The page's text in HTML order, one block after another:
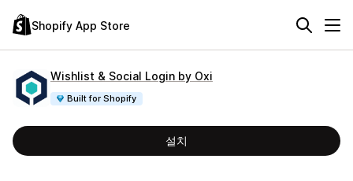
Shopify App Store
Wishlist & Social Login by Oxi
Built for Shopify
설치